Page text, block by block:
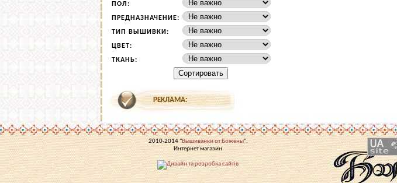
ПОЛ:
ПРЕДНАЗНАЧЕНИЕ:
ТИП ВЫШИВКИ:
ЦВЕТ:
ТКАНЬ:
РЕКЛАМА:
2010-2014 "Вышиванки от Божены".
Интернет магазин